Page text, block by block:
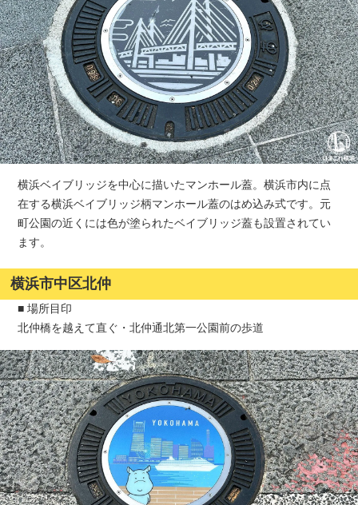
横浜ベイブリッジを中心に描いたマンホール蓋。横浜市内に点
在する横浜ベイブリッジ柄マンホール蓋のはめ込み式です。元
町公園の近くには色が塗られたベイブリッジ蓋も設置されてい
ます。
横浜市中区北仲
■ 場所目印
北仲橋を越えて直ぐ・北仲通北第一公園前の歩道